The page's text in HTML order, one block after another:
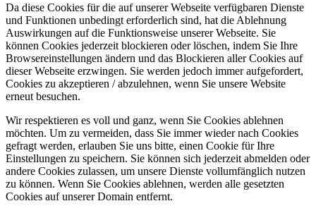
Da diese Cookies für die auf unserer Webseite verfügbaren Dienste
und Funktionen unbedingt erforderlich sind, hat die Ablehnung
Auswirkungen auf die Funktionsweise unserer Webseite. Sie
können Cookies jederzeit blockieren oder löschen, indem Sie Ihre
Browsereinstellungen ändern und das Blockieren aller Cookies auf
dieser Webseite erzwingen. Sie werden jedoch immer aufgefordert,
Cookies zu akzeptieren / abzulehnen, wenn Sie unsere Website
erneut besuchen.
Wir respektieren es voll und ganz, wenn Sie Cookies ablehnen
möchten. Um zu vermeiden, dass Sie immer wieder nach Cookies
gefragt werden, erlauben Sie uns bitte, einen Cookie für Ihre
Einstellungen zu speichern. Sie können sich jederzeit abmelden oder
andere Cookies zulassen, um unsere Dienste vollumfänglich nutzen
zu können. Wenn Sie Cookies ablehnen, werden alle gesetzten
Cookies auf unserer Domain entfernt.